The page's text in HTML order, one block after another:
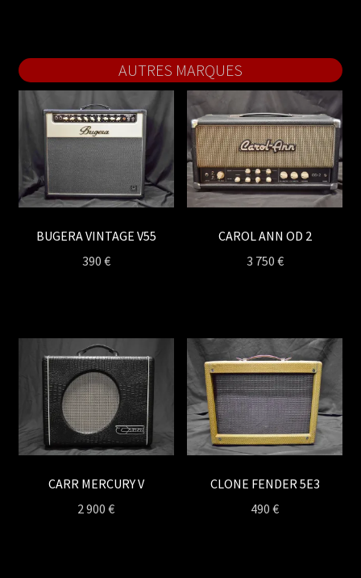
AUTRES MARQUES
BUGERA VINTAGE V55
390 €
CAROL ANN OD 2
3 750 €
CARR MERCURY V
2 900€
CLONE FENDER 5E3
490€